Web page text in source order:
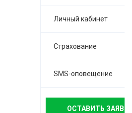
Личный кабинет
Страхование
SMS-оповещение
ОСТАВИТЬ